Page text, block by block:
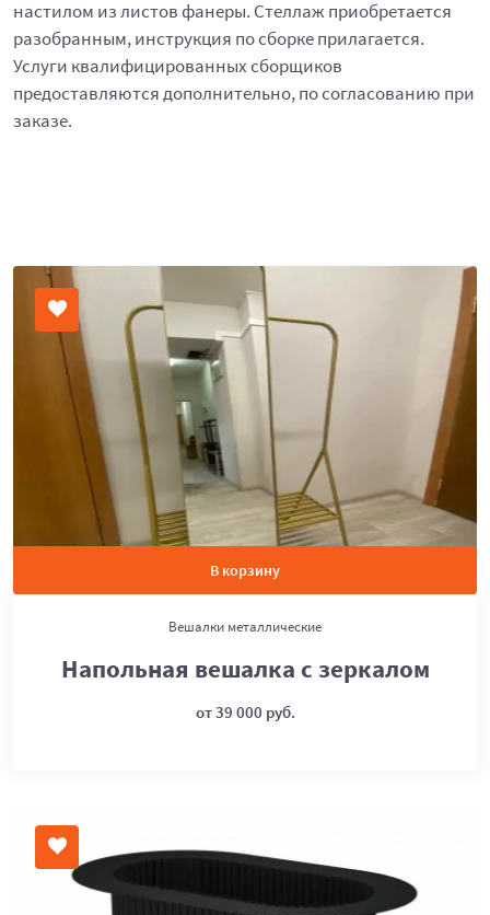
настилом из листов фанеры. Стеллаж приобретается
разобранным, инструкция по сборке прилагается.
Услуги квалифицированных сборщиков
предоставляются дополнительно, по согласованию при
заказе.
В корзину
Вешалки металлические
Напольная вешалка с зеркалом
от 39 000 руб.